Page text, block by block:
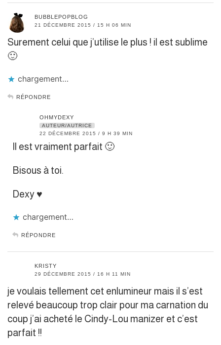
BUBBLEPOPBLOG
21 DÉCEMBRE 2015 / 15 H 06 MIN
Surement celui que j’utilise le plus ! il est sublime
🙂
chargement…
RÉPONDRE
OHMYDEXY
AUTEUR/AUTRICE
22 DÉCEMBRE 2015 / 9 H 39 MIN
Il est vraiment parfait 🙂
Bisous à toi.
Dexy ♥︎
chargement…
RÉPONDRE
KRISTY
29 DÉCEMBRE 2015 / 16 H 11 MIN
je voulais tellement cet enlumineur mais il s’est
relevé beaucoup trop clair pour ma carnation du
coup j’ai acheté le Cindy-Lou manizer et c’est
parfait !!